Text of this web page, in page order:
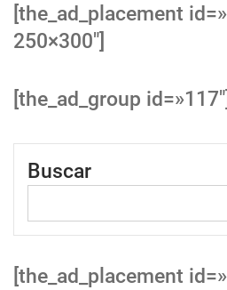
[the_ad_placement
250×300″]
[the_ad_group id=»117″]
Buscar
[the_ad_placement